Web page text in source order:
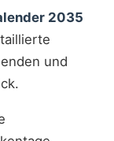
2035
und